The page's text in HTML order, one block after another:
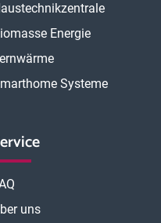
Energie
Systeme
uns